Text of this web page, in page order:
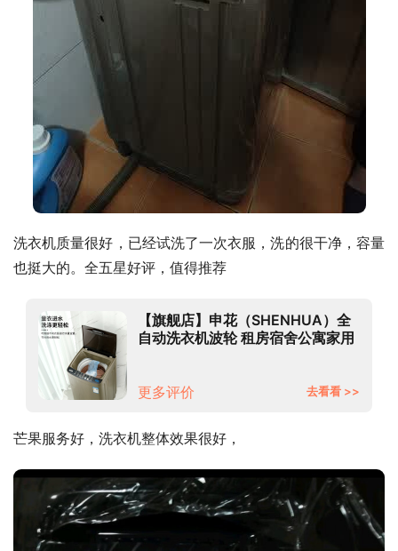
洗衣机质量很好，已经试洗了一次衣服，洗的很干净，容量
也挺大的。全五星好评，值得推荐
【旗舰店】申花（SHENHUA）全
自动洗衣机波轮 租房宿舍公寓家用
轮-咖啡金
更多评价 去看看 >>
芒果服务好，洗衣机整体效果很好，